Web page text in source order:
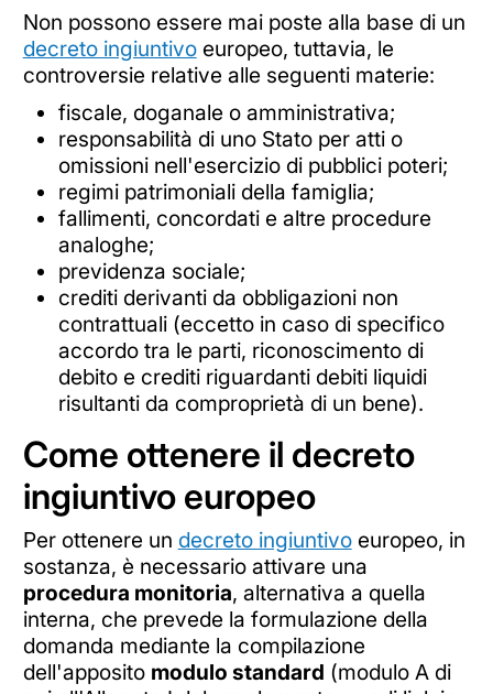
Non possono essere mai poste alla base di un
decreto ingiuntivoeuropeo, tuttavia, le
controversie relative alle seguenti materie:
fiscale, doganale o amministrativa;
responsabilità di uno Stato per atti o
omissioni nell'esercizio di pubblici poteri;
regimi patrimoniali della famiglia;
fallimenti, concordati e altre procedure
analoghe;
previdenza sociale;
crediti derivanti da obbligazioni non
contrattuali (eccetto in caso di specifico
accordo tra le parti, riconoscimento di
debito e crediti riguardanti debiti liquidi
risultanti da comproprietà di un bene).
Come ottenere il decreto
ingiuntivo europeo
Per ottenere un decreto ingiuntivoeuropeo, in
sostanza, è necessario attivare una
procedura monitoria, alternativa a quella
interna, che prevede la formulazione della
domanda mediante la compilazione
dell'apposito modulo standard (modulo A di